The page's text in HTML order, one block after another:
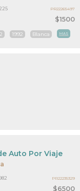
$1500
1992 Blanca MAS
PR22265497
$6500
Auto Por Viaje
PR22235329